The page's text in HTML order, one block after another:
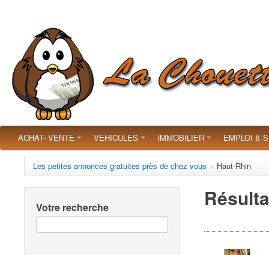
ACHAT- VENTE VEHICULES IMMOBILIER EMPLOI &
Les petites annonces gratuites près de chez vous » Haut-Rhin
Votre recherche